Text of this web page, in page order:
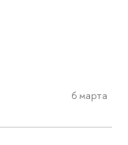
6 марта